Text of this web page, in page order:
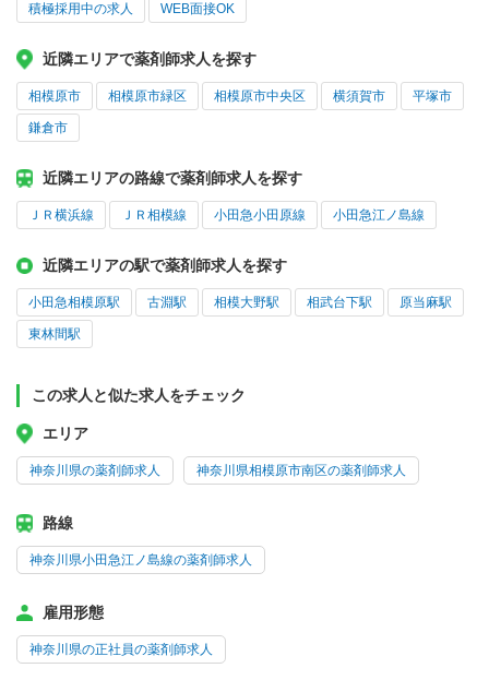
積極採用中の求人 WEB面接OK
近隣エリアで薬剤師求人を探す
相模原市 相模原市緑区 相模原市中央区 横須賀市 平塚市
鎌倉市
近隣エリアの路線で薬剤師求人を探す
ＪＲ横浜線 ＪＲ相模線 小田急小田原線 小田急江ノ島線
近隣エリアの駅で薬剤師求人を探す
小田急相模原駅 古淵駅 相模大野駅 相武台下駅 原当麻駅
東林間駅
この求人と似た求人をチェック
エリア
神奈川県の薬剤師求人 神奈川県相模原市南区の薬剤師求人
路線
神奈川県小田急江ノ島線の薬剤師求人
雇用形態
神奈川県の正社員の薬剤師求人